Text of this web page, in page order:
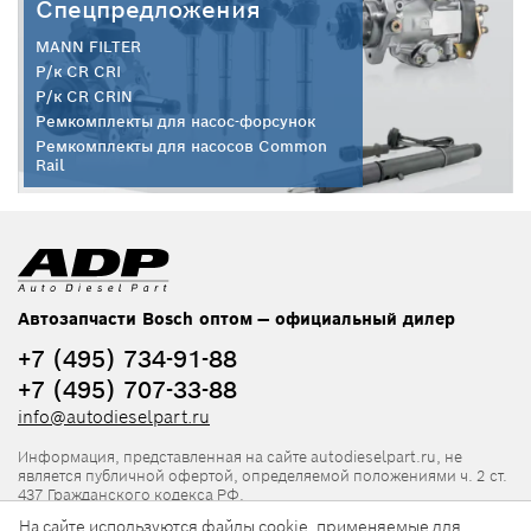
Спецпредложения
MANN FILTER
Р/к CR CRI
Р/к CR CRIN
Ремкомплекты для насос-форсунок
Ремкомплекты для насосов Common
Rail
Автозапчасти Bosch оптом — официальный дилер
+7 (495) 734-91-88
+7 (495) 707-33-88
info@autodieselpart.ru
Информация, представленная на сайте autodieselpart.ru, не
является публичной офертой, определяемой положениями ч. 2 ст.
437 Гражданского кодекса РФ.
На сайте используются файлы cookie, применяемые для